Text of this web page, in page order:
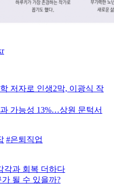
저자로 인생2막, 이광식 작
가능성 13%…상원 문턱서
#은퇴직업
각과 회복 더하다
될 수 있을까?